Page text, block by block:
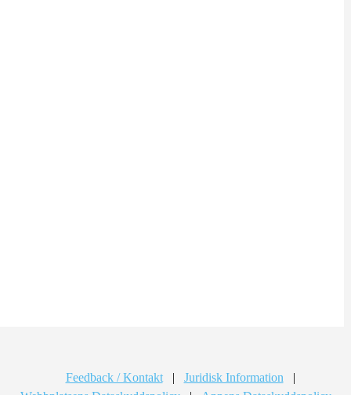
Feedback / Kontakt | Juridisk Information
|